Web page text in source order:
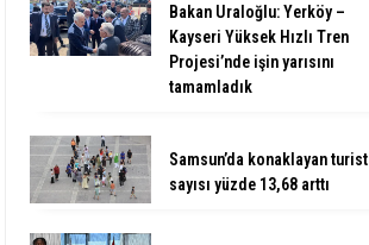
Bakan Uraloğlu: Yerköy –
Kayseri Yüksek Hızlı Tren
Projesi’nde işin yarısını
tamamladık
Samsun’da konaklayan turist
sayısı yüzde 13,68 arttı